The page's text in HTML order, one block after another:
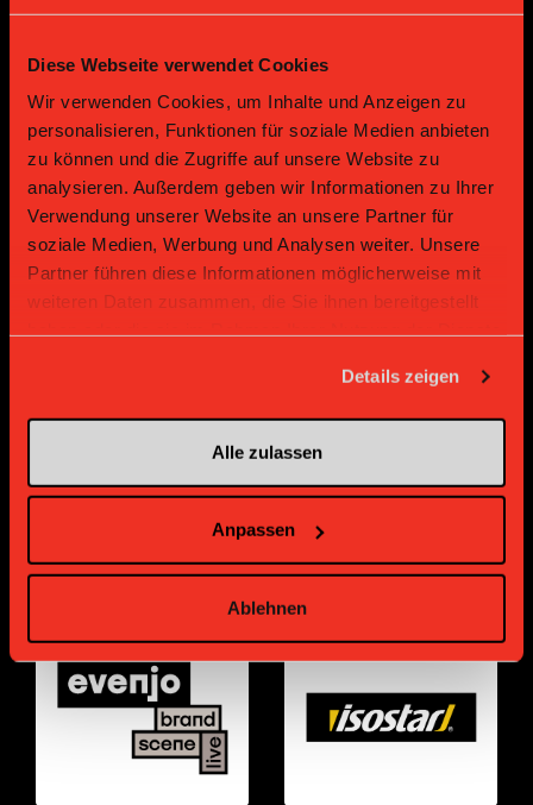
Diese Webseite verwendet Cookies
Wir verwenden Cookies, um Inhalte und Anzeigen zu
personalisieren, Funktionen für soziale Medien anbieten
zu können und die Zugriffe auf unsere Website zu
analysieren. Außerdem geben wir Informationen zu Ihrer
Verwendung unserer Website an unsere Partner für
soziale Medien, Werbung und Analysen weiter. Unsere
Partner führen diese Informationen möglicherweise mit
weiteren Daten zusammen, die Sie ihnen bereitgestellt
Details zeigen
Alle zulassen
Anpassen
Ablehnen
Supplier Supplier
Supplier